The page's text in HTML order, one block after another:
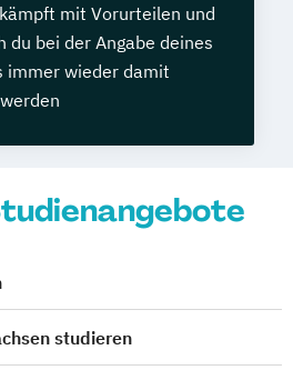
mit Vorurteilen und
du bei der Angabe deines
immer wieder damit
studieren